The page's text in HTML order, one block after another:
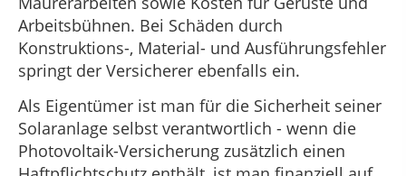
Arbeitsbühnen. Bei Schäden durch
Konstruktions-, Material- und Ausführungsfehler
springt der Versicherer ebenfalls ein.
Als Eigentümer ist man für die Sicherheit seiner
Solaranlage selbst verantwortlich - wenn die
Photovoltaik-Versicherung zusätzlich einen